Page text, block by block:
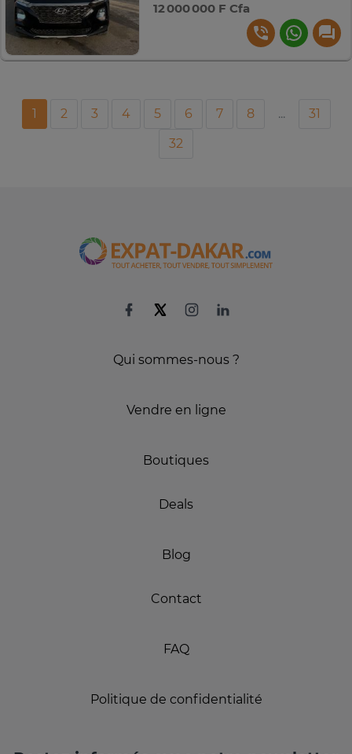
12 000 000 F Cfa
1 2 3 4 5 6 7 8 ...
31
32
Qui sommes-nous ?
Vendre en ligne
Boutiques
Deals
Blog
Contact
FAQ
Politique de confidentialité